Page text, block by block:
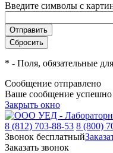
Введите символы с
* - Поля, обязательные
Сообщение отправлено
Ваше сообщение успешно
Закрыть окно
8 (812) 703-88-53 8 (800)
Звонок бесплатный
Заказать звонок